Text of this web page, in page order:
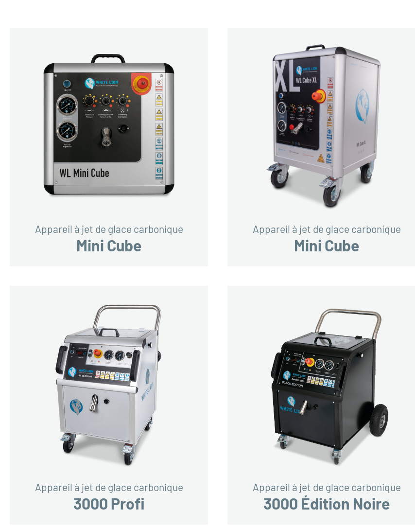
Appareil à jet de glace carbonique
Mini Cube
Appareil à jet de glace carbonique
Mini Cube
Appareil à jet de glace carbonique
3000 Profi
Appareil à jet de glace carbonique
3000 Édition Noire